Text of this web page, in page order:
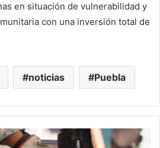
en situación de vulnerabilidad y
con una inversión total de
noticias Puebla